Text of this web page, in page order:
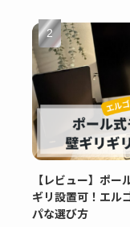
【レビュー】ポー
ギリ設置可！エル
パな選び方